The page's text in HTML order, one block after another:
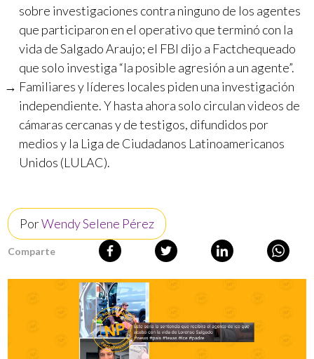
sobre investigaciones contra ninguno de los agentes
que participaron en el operativo que terminó con la
vida de Salgado Araujo; el FBI dijo a Factchequeado
que solo investiga “la posible agresión a un agente”.
Familiares y líderes locales piden una investigación
independiente. Y hasta ahora solo circulan videos de
cámaras cercanas y de testigos, difundidos por
medios y la Liga de Ciudadanos Latinoamericanos
Unidos (LULAC).
PorWendy Selene Pérez
Comparte